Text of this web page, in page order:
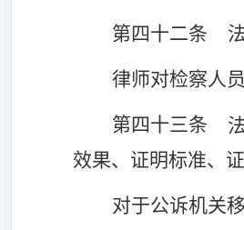
第四十二条
律师对检察人
第四十三条
效果、证明标准、
对于公诉机关